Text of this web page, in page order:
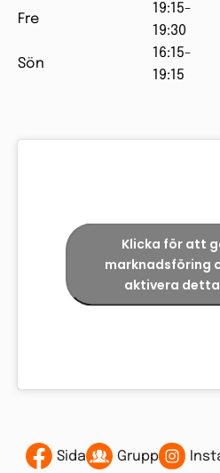
Fre
19:15-
19:30
Sön
16:15-
19:15
Klicka för att
marknadsföring
aktivera
Sida Grupp